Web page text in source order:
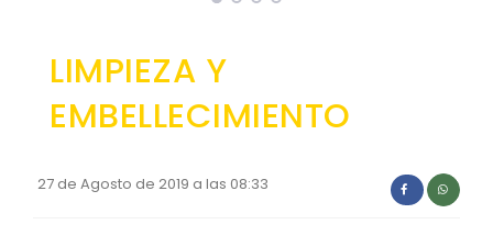
LIMPIEZA Y
EMBELLECIMIENTO
27 de Agosto de 2019 a las 08:33